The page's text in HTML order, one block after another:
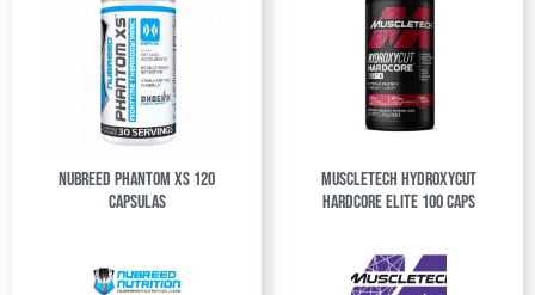
Nubreed Phantom XS 120
capsulas
Muscletech Hydroxycut
hardcore elite 100 caps